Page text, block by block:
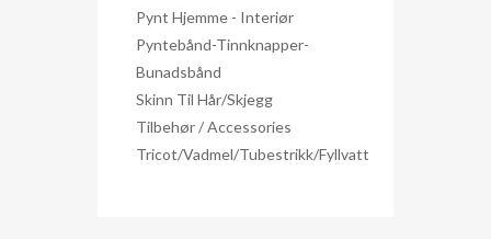
Pynt Hjemme - Interiør
Pyntebånd-Tinnknapper-
Bunadsbånd
Skinn Til Hår/skjegg
Tilbehør / Accessories
Tricot/Vadmel/Tubestrikk/Fyllvatt